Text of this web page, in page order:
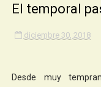
El temporal
diciembre 30, 2018
Desde muy